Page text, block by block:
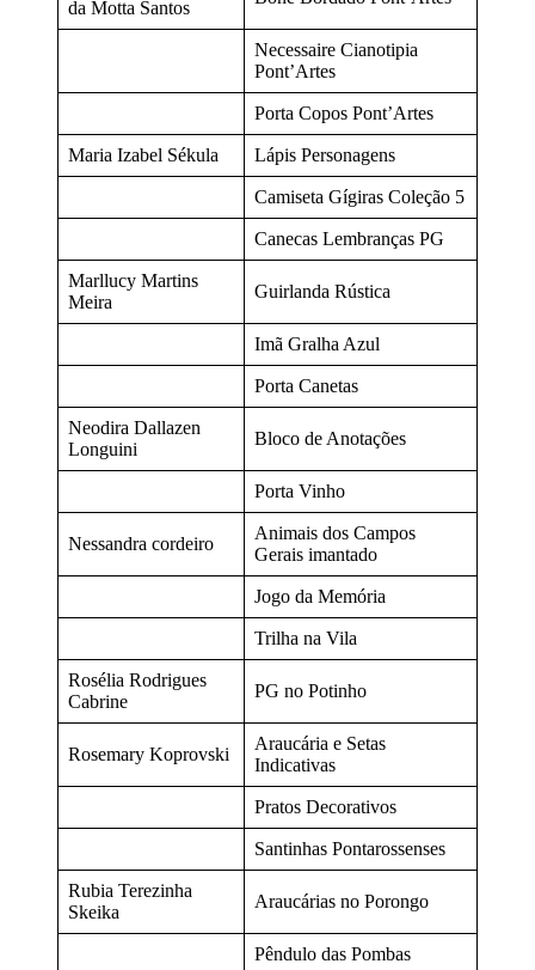
da Motta Santos
Necessaire Cianotipia
Pont’Artes
Porta Copos Pont’Artes
Maria Izabel Sékula Lápis Personagens
Camiseta Gígiras Coleção 5
Canecas Lembranças PG
Marllucy Martins
Meira
Guirlanda Rústica
Imã Gralha Azul
Porta Canetas
Neodira Dallazen
Longuini
Bloco de Anotações
Porta Vinho
Nessandra cordeiro
Animais dos Campos
Gerais imantado
Jogo da Memória
Trilha na Vila
Rosélia Rodrigues
Cabrine
PG no Potinho
Rosemary Koprovski
Araucária e Setas
Indicativas
Pratos Decorativos
Santinhas Pontarossenses
Rubia Terezinha
Skeika
Araucárias no Porongo
Pêndulo das Pombas